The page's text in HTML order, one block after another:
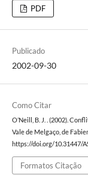
PDF
Publicado
2002-09-30
Como Citar
O’Neill, B. J. . (2002).
Vale de Melgaço, de
https://doi.org/10.31447/
Formatos Citação